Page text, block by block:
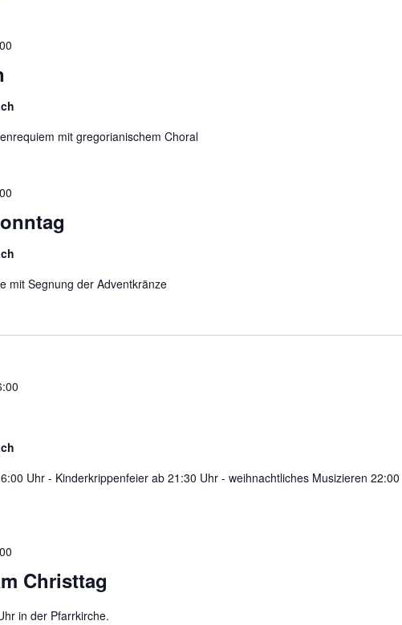
mit gregorianischem Choral
mit Segnung der Adventkränze
Uhr - Kinderkrippenfeier ab 21:30 Uhr - weihnachtliches Musizieren 22:00
Christtag
in der Pfarrkirche.